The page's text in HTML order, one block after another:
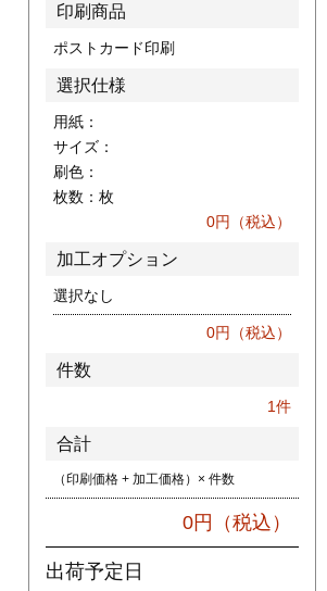
印刷商品
ポストカード印刷
選択仕様
用紙：
サイズ：
刷色：
枚数： 枚
0円（税込）
加工オプション
選択なし
0円（税込）
件数
1件
合計
（印刷価格 + 加工価格）× 件数
0円（税込）
出荷予定日